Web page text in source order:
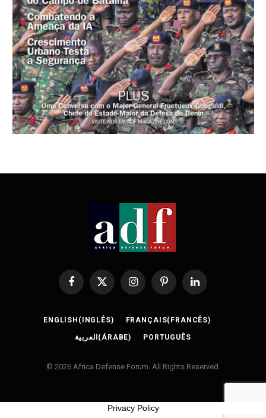
Facebook
X
InstagramPinterestLinkedIn
ENGLISH (INGLÊS) FRANÇAIS(FRANCÊS)
العربية(ÁRABE) PORTUGUÊS
© 2026 Africa Defense Forum. All Rights Reserved.
Privacy Policy